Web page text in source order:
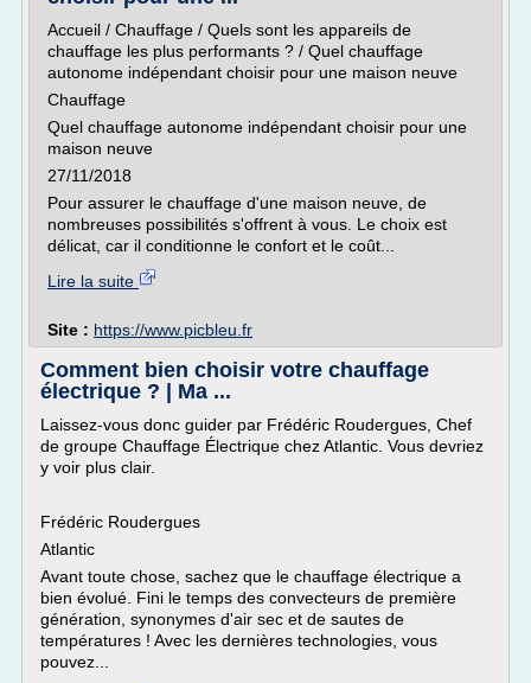
Accueil / Chauffage / Quels sont les appareils de
chauffage les plus performants ? / Quel chauffage
autonome indépendant choisir pour une maison neuve
Chauffage
Quel chauffage autonome indépendant choisir pour une
maison neuve
27/11/2018
Pour assurer le chauffage d'une maison neuve, de
nombreuses possibilités s'offrent à vous. Le choix est
délicat, car il conditionne le confort et le coût...
Lire la suite
Site : https://www.picbleu.fr
Comment bien choisir votre chauffage
électrique ? | Ma ...
Laissez-vous donc guider par Frédéric Roudergues, Chef
de groupe Chauffage Électrique chez Atlantic. Vous devriez
y voir plus clair.
Frédéric Roudergues
Atlantic
Avant toute chose, sachez que le chauffage électrique a
bien évolué. Fini le temps des convecteurs de première
génération, synonymes d'air sec et de sautes de
températures ! Avec les dernières technologies, vous
pouvez...